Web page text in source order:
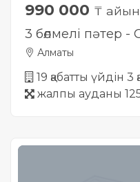
990 000 ₸
3 бөлмелі пәтер
Алматы
19 қабатты үйдін 3
жалпы ауданы